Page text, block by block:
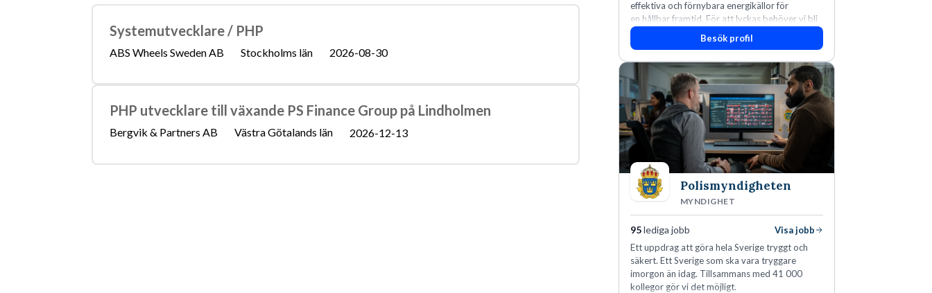
Läs mer om yrket: Löneguide Arbetsuppgifter
Systemutvecklare / PHP
ABS Wheels Sweden AB Stockholms län 2026-08-30
PHP utvecklare till växande PS Finance Group på Lindholmen
Bergvik & Partners AB Västra Götalands län 2026-12-13
effektiva och förnybara energikällor för
en hållbar framtid. För att lyckas behöver vi bli
fler medarbetare som vill göra skillnad.
Besök profil
Polismyndigheten
MYNDIGHET
95lediga jobb
Visa jobb
Ett uppdrag att göra hela Sverige tryggt och
säkert. Ett Sverige som ska vara tryggare
imorgon än idag. Tillsammans med 41 000
kollegor gör vi det möjligt.